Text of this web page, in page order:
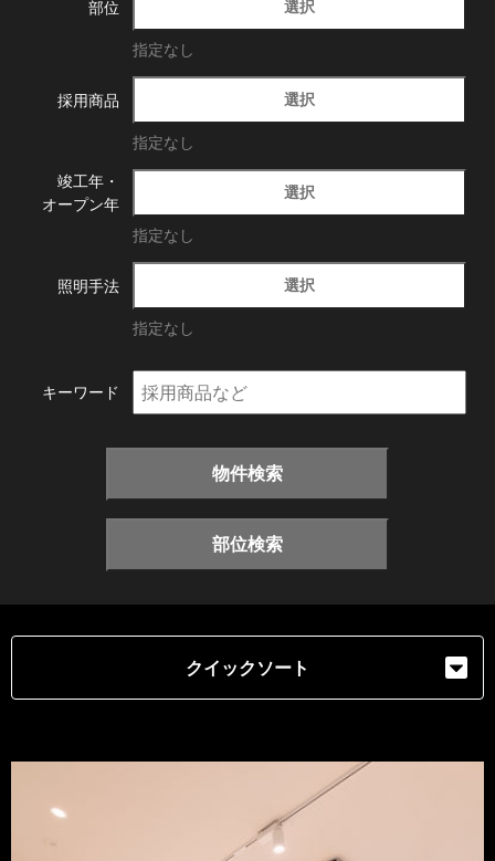
部位 選択
指定なし
採用商品 選択
指定なし
竣工年・
オープン年
選択
指定なし
照明手法 選択
指定なし
キーワード
物件検索
部位検索
クイックソート